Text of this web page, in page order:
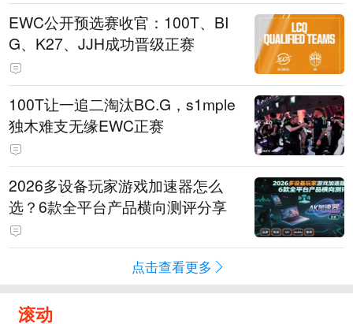
EWC公开预选赛收官：100T、BI
G、K27、JJH成功晋级正赛
100T让一追二淘汰BC.G，s1mple
独木难支无缘EWC正赛
2026多设备玩家游戏加速器怎么
选？6款全平台产品横向测评分享
点击查看更多
滚动